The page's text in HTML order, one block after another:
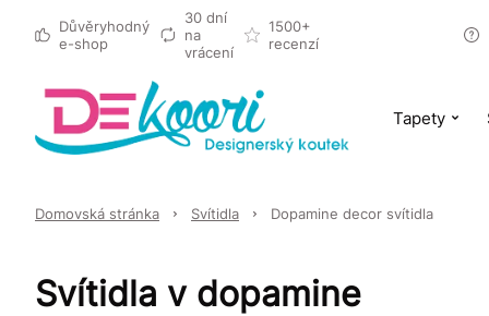
Důvěryhodný
e-shop
30 dní
na
vrácení
1500+
recenzí
Tapety
Domovská stránka Svítidla Dopamine decor svítidla
Svítidla v dopamine